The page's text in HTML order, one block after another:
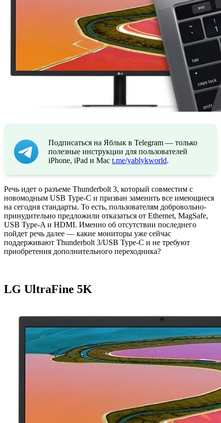
Подписаться на Яблык в Telegram — только
полезные инструкции для пользователей
iPhone, iPad и Mac t.me/yablykworld.
Речь идет о разъеме Thunderbolt 3, который совместим с
новомодным USB Type-C и призван заменить все имеющиеся
на сегодня стандарты. То есть, пользователям добровольно-
принудительно предложили отказаться от Ethernet, MagSafe,
USB Type-A и HDMI. Именно об отсутствии последнего
пойдет речь далее — какие мониторы уже сейчас
поддерживают Thunderbolt 3/USB Type-C и не требуют
приобретения дополнительного переходника?
LG UltraFine 5K